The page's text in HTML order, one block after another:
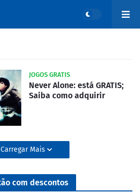
JOGOS GRATIS
Never Alone: está GRATIS;
Saiba como adquirir
Carregar Mais
com descontos